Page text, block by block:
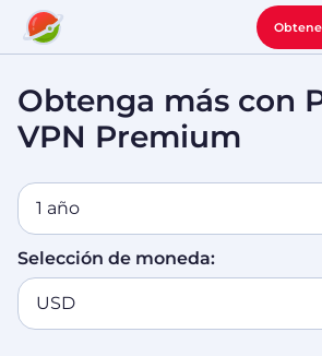
Obtenga más con
VPN Premium
1 año
Selección de moneda:
USD